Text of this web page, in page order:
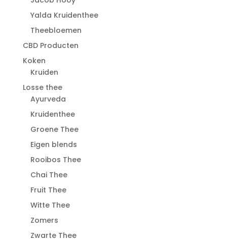
Yalda Kruidenthee
Theebloemen
CBD Producten
Koken
Kruiden
Losse thee
Ayurveda
Kruidenthee
Groene Thee
Eigen blends
Rooibos Thee
Chai Thee
Fruit Thee
Witte Thee
Zomers
Zwarte Thee